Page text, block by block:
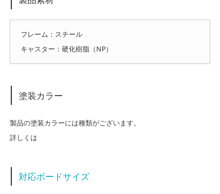
フレーム：スチール
キャスター：硬化樹脂（NP）
塗装カラー
製品の塗装カラーには種類がございます。
詳しくは
対応ボードサイズ